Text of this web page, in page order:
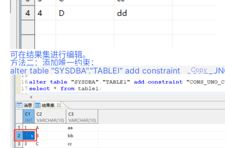
可在结果集进行编辑。
方法二：添加唯一约束；
Copy